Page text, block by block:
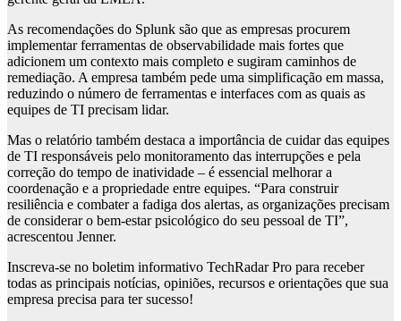
As recomendações do Splunk são que as empresas procurem
implementar ferramentas de observabilidade mais fortes que
adicionem um contexto mais completo e sugiram caminhos de
remediação. A empresa também pede uma simplificação em massa,
reduzindo o número de ferramentas e interfaces com as quais as
equipes de TI precisam lidar.
Mas o relatório também destaca a importância de cuidar das equipes
de TI responsáveis ​​pelo monitoramento das interrupções e pela
correção do tempo de inatividade – é essencial melhorar a
coordenação e a propriedade entre equipes. “Para construir
resiliência e combater a fadiga dos alertas, as organizações precisam
de considerar o bem-estar psicológico do seu pessoal de TI”,
acrescentou Jenner.
Inscreva-se no boletim informativo TechRadar Pro para receber
todas as principais notícias, opiniões, recursos e orientações que sua
empresa precisa para ter sucesso!